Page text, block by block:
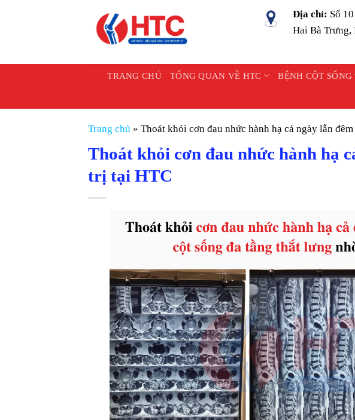
Địa chỉ: Số
Hai Bà Trưng,
TRANG CHỦ TỔNG QUAN VỀ HTC BỆNH CỘT SỐNG
Trang chủ » Thoát khỏi cơn đau nhức hành hạ cả ngày lẫn
Thoát khỏi cơn đau nhức hành hạ
trị tại HTC